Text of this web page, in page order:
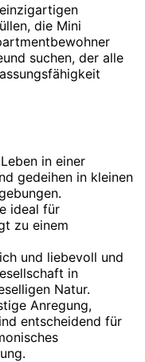
die Mini
suchen, der alle
in einer
gedeihen in kleinen
ideal für
zu einem
und liebevoll und
in
Natur.
Anregung,
entscheidend für